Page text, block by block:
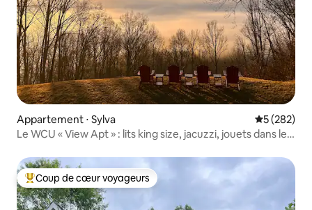
Appartement ⋅ Sylva Évaluation
5 (282)
Le WCU « View Apt » : lits king size, jacuzzi, jouets dans le
Coups de cœur voyageurs les plus appréciés
Coup de cœur voyageurs